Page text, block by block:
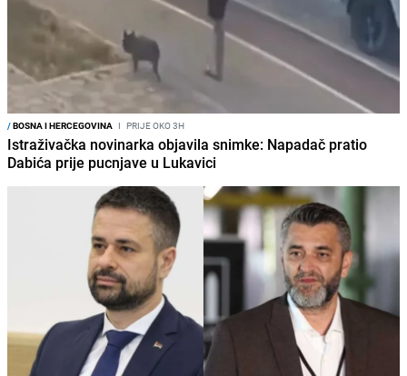
/BOSNA I HERCEGOVINA I PRIJE OKO 3H
Istraživačka novinarka objavila snimke: Napadač pratio
Dabića prije pucnjave u Lukavici